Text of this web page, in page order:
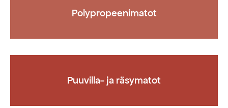
Polypropeenimatot
Puuvilla- ja räsymatot